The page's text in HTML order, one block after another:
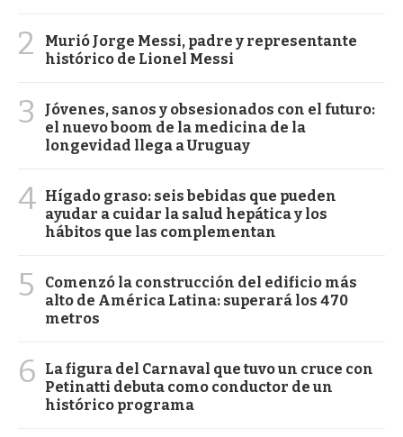
2
Murió Jorge Messi, padre y representante
histórico de Lionel Messi
3
Jóvenes, sanos y obsesionados con el futuro:
el nuevo boom de la medicina de la
longevidad llega a Uruguay
4 Hígado graso: seis bebidas que pueden
ayudar a cuidar la salud hepática y los
hábitos que las complementan
5
Comenzó la construcción del edificio más
alto de América Latina: superará los 470
metros
6
La figura del Carnaval que tuvo un cruce con
Petinatti debuta como conductor de un
histórico programa